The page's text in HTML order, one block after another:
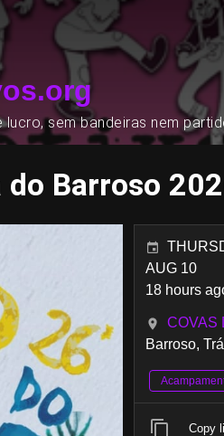
sem bandeiras nem
Barroso
AUG 10
18 hours
COVAS
Barroso,
Copy